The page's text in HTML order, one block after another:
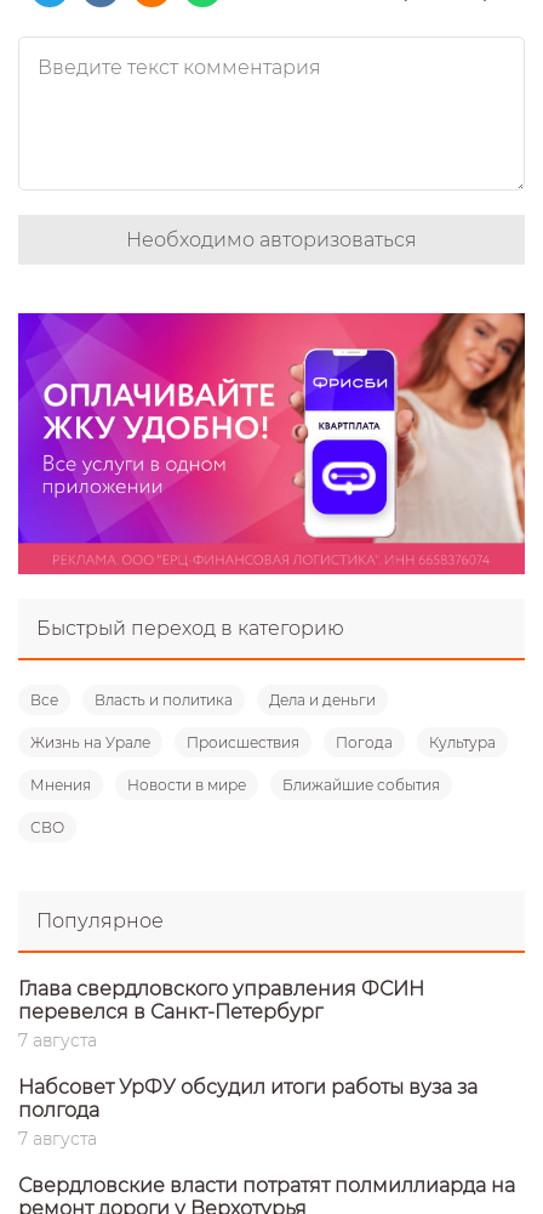
Необходимо авторизоваться
Быстрый переход в категорию
Все Власть и политика Дела и деньги
Жизнь на Урале Происшествия Погода Культура
Мнения Новости в мире Ближайшие события
СВО
Популярное
Глава свердловского управления ФСИН
перевелся в Санкт-Петербург
7 августа
Набсовет УрФУ обсудил итоги работы вуза за
полгода
7 августа
Свердловские власти потратят полмиллиарда на
ремонт дороги у Верхотурья